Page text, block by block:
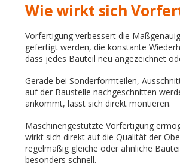
Wie wirkt sich
Vorfertigung verbessert die
gefertigt werden, die konstante
dass jedes Bauteil neu angezeichnet
Gerade bei Sonderformteilen,
auf der Baustelle nachgeschnitten
ankommt, lässt sich direkt montieren.
Maschinengestützte Vorfertigung
wirkt sich direkt auf die Qualität der
regelmäßig gleiche oder ähnliche
besonders schnell.